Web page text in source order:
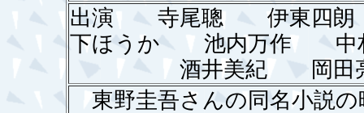
出演 寺尾聰 伊東四
下ほうか 池内万作 中
酒井美紀 岡田亮
東野圭吾さんの同名小説の